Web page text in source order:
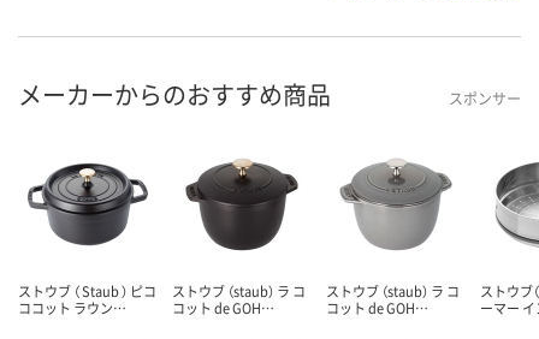
メーカーからのおすすめ商品 スポンサー
ストウブ （ Staub ） ピコ
ココット ラウン…
ストウブ （staub） ラ コ
コット de GOH…
ストウブ （staub） ラ コ
コット de GOH…
ストウブ
ーマー